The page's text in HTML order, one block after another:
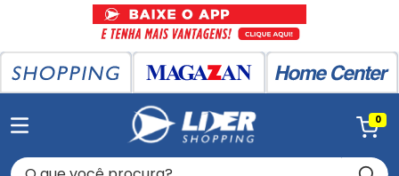
0
O que você procura?